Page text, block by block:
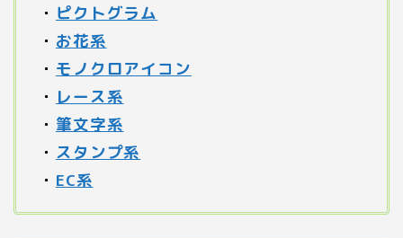
・ ピクトグラム
・ お花系
・ モノクロアイコン
・ レース系
・ 筆文字系
・ スタンプ系
・ EC系